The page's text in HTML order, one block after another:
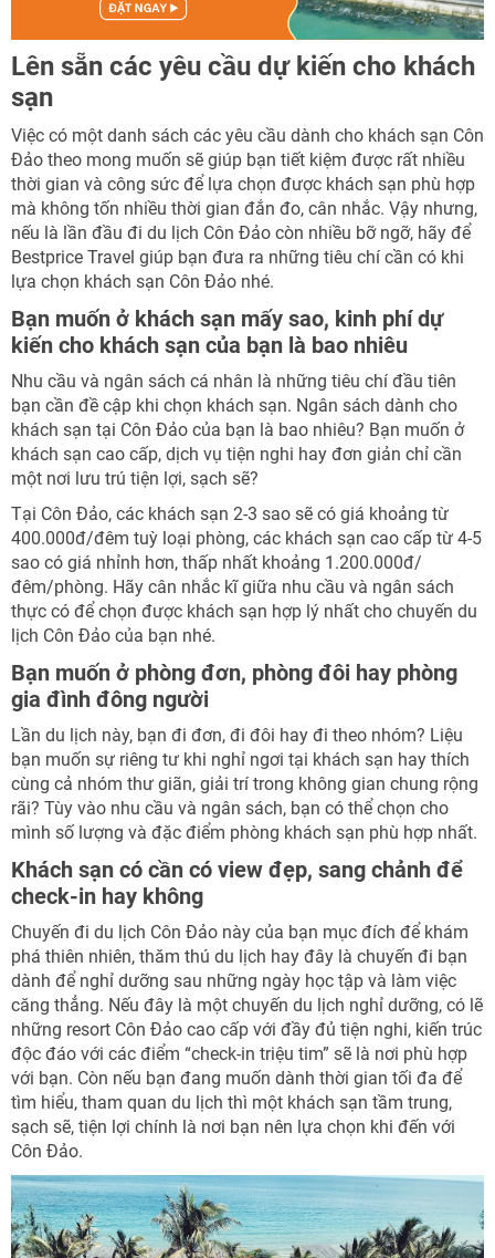
Lên sẵn các yêu cầu dự kiến cho khách
sạn
Việc có một danh sách các yêu cầu dành cho khách sạn Côn
Đảo theo mong muốn sẽ giúp bạn tiết kiệm được rất nhiều
thời gian và công sức để lựa chọn được khách sạn phù hợp
mà không tốn nhiều thời gian đắn đo, cân nhắc. Vậy nhưng,
nếu là lần đầu đi du lịch Côn Đảo còn nhiều bỡ ngỡ, hãy để
Bestprice Travel giúp bạn đưa ra những tiêu chí cần có khi
lựa chọn khách sạn Côn Đảo nhé.
Bạn muốn ở khách sạn mấy sao, kinh phí dự
kiến cho khách sạn của bạn là bao nhiêu
Nhu cầu và ngân sách cá nhân là những tiêu chí đầu tiên
bạn cần đề cập khi chọn khách sạn. Ngân sách dành cho
khách sạn tại Côn Đảo của bạn là bao nhiêu? Bạn muốn ở
khách sạn cao cấp, dịch vụ tiện nghi hay đơn giản chỉ cần
một nơi lưu trú tiện lợi, sạch sẽ?
Tại Côn Đảo, các khách sạn 2-3 sao sẽ có giá khoảng từ
400.000đ/đêm tuỳ loại phòng, các khách sạn cao cấp từ 4-5
sao có giá nhỉnh hơn, thấp nhất khoảng 1.200.000đ/
đêm/phòng. Hãy cân nhắc kĩ giữa nhu cầu và ngân sách
thực có để chọn được khách sạn hợp lý nhất cho chuyến du
lịch Côn Đảo của bạn nhé.
Bạn muốn ở phòng đơn, phòng đôi hay phòng
gia đình đông người
Lần du lịch này, bạn đi đơn, đi đôi hay đi theo nhóm? Liệu
bạn muốn sự riêng tư khi nghỉ ngơi tại khách sạn hay thích
cùng cả nhóm thư giãn, giải trí trong không gian chung rộng
rãi? Tùy vào nhu cầu và ngân sách, bạn có thể chọn cho
mình số lượng và đặc điểm phòng khách sạn phù hợp nhất.
Khách sạn có cần có view đẹp, sang chảnh để
check-in hay không
Chuyến đi du lịch Côn Đảo này của bạn mục đích để khám
phá thiên nhiên, thăm thú du lịch hay đây là chuyến đi bạn
dành để nghỉ dưỡng sau những ngày học tập và làm việc
căng thẳng. Nếu đây là một chuyến du lịch nghỉ dưỡng, có lẽ
những resort Côn Đảo cao cấp với đầy đủ tiện nghi, kiến trúc
độc đáo với các điểm “check-in triệu tim” sẽ là nơi phù hợp
với bạn. Còn nếu bạn đang muốn dành thời gian tối đa để
tìm hiểu, tham quan du lịch thì một khách sạn tầm trung,
sạch sẽ, tiện lợi chính là nơi bạn nên lựa chọn khi đến với
Côn Đảo.